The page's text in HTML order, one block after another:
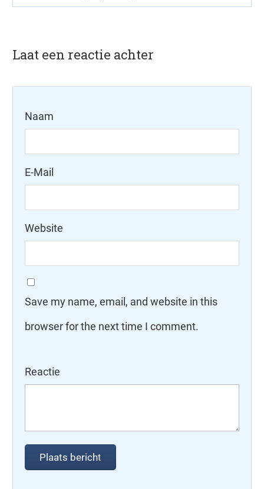
Laat een reactie achter
Naam
E-Mail
Website
Save my name, email, and website in this
browser for the next time I comment.
Reactie